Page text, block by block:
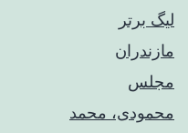
لیگ برتر
مازندران
مجلس
محمودی، محمد